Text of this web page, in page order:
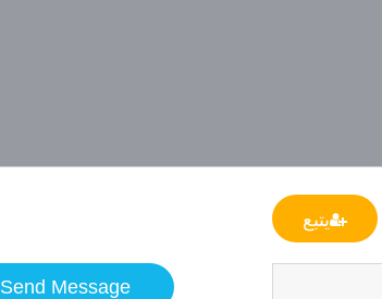
يتبع
Send Message